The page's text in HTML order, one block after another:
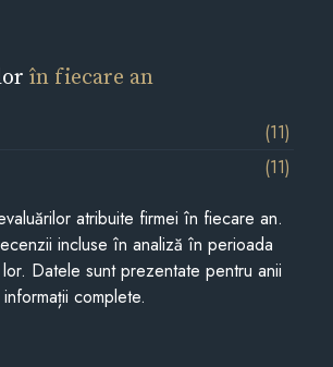
în fiecare an
(11)
(11)
atribuite firmei în fiecare an.
incluse în analiză în perioada
Datele sunt prezentate pentru anii
complete.